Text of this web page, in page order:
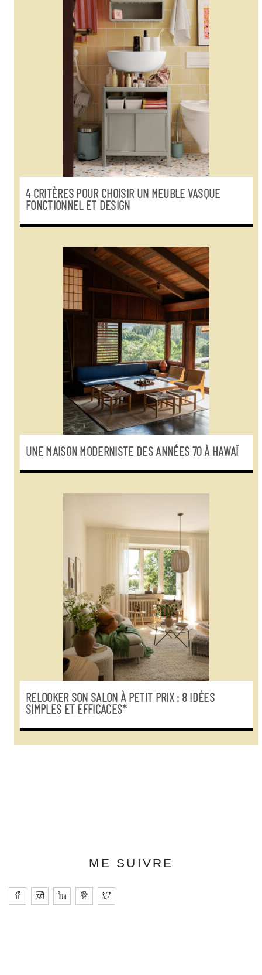
4 CRITÈRES POUR CHOISIR UN MEUBLE VASQUE
FONCTIONNEL ET DESIGN
UNE MAISON MODERNISTE DES ANNÉES 70 À HAWAÏ
RELOOKER SON SALON À PETIT PRIX : 8 IDÉES
SIMPLES ET EFFICACES*
ME SUIVRE